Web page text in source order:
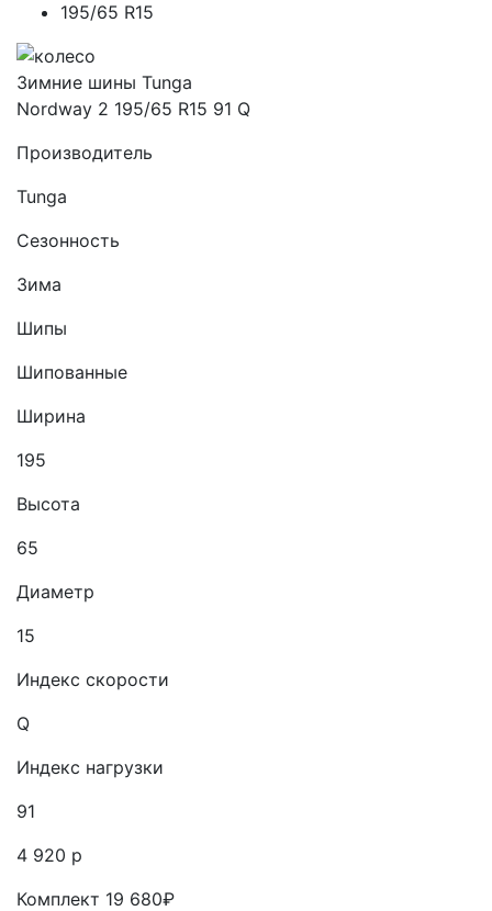
195/65 R15
Зимние шины Tunga
Nordway 2 195/65 R15 91 Q
Производитель
Tunga
Сезонность
Зима
Шипы
Шипованные
Ширина
195
Высота
65
Диаметр
15
Индекс скорости
Q
Индекс нагрузки
91
4 920 р
Комплект 19 680₽